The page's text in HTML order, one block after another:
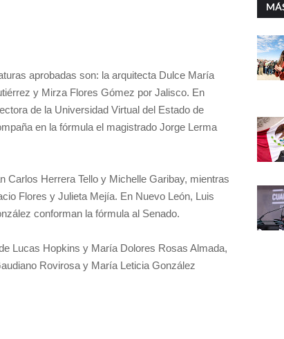
aprobadas son: la arquitecta Dulce María
y Mirza Flores Gómez por Jalisco. En
de la Universidad Virtual del Estado de
en la fórmula el magistrado Jorge Lerma
Carlos Herrera Tello y Michelle Garibay, mientras
Flores y Julieta Mejía. En Nuevo León, Luis
conforman la fórmula al Senado.
Lucas Hopkins y María Dolores Rosas Almada,
Rovirosa y María Leticia González